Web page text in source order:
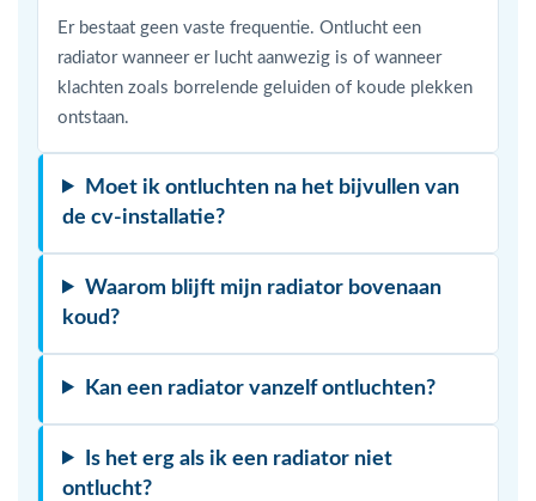
Er bestaat geen vaste frequentie. Ontlucht een
radiator wanneer er lucht aanwezig is of wanneer
klachten zoals borrelende geluiden of koude plekken
ontstaan.
Moet ik ontluchten na het bijvullen van
de cv-installatie?
Waarom blijft mijn radiator bovenaan
koud?
Kan een radiator vanzelf ontluchten?
Is het erg als ik een radiator niet
ontlucht?